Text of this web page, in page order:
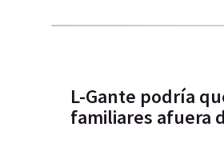
L-Gante podría
familiares afuera